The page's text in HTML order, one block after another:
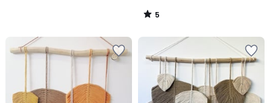
5
/